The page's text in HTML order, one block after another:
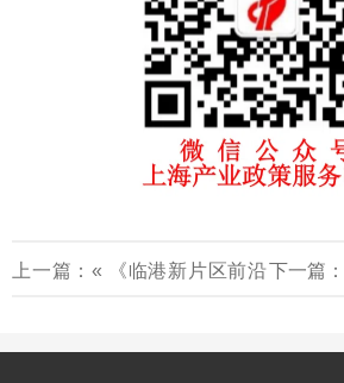
上一篇：« 《临港新片区前沿下一篇：